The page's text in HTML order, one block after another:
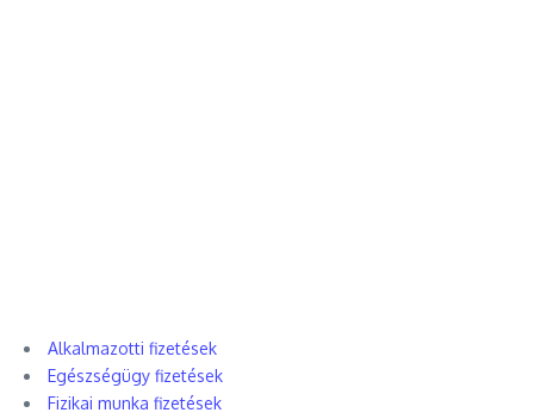
Alkalmazotti fizetések
Egészségügy fizetések
Fizikai munka fizetések